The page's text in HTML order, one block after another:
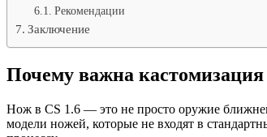
Рекомендации
Заключение
Почему важна кастомизация
Нож в CS 1.6 — это не просто оружие
модели ножей, которые не входят в